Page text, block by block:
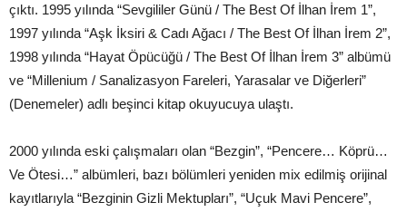
çıktı. 1995 yılında “Sevgililer Günü / The Best Of İlhan İrem 1”,
1997 yılında “Aşk İksiri & Cadı Ağacı / The Best Of İlhan İrem 2”,
1998 yılında “Hayat Öpücüğü / The Best Of İlhan İrem 3” albümü
ve “Millenium / Sanalizasyon Fareleri, Yarasalar ve Diğerleri”
(Denemeler) adlı beşinci kitap okuyucuya ulaştı.
2000 yılında eski çalışmaları olan “Bezgin”, “Pencere… Köprü…
Ve Ötesi…” albümleri, bazı bölümleri yeniden mix edilmiş orijinal
kayıtlarıyla “Bezginin Gizli Mektupları”, “Uçuk Mavi Pencere”,